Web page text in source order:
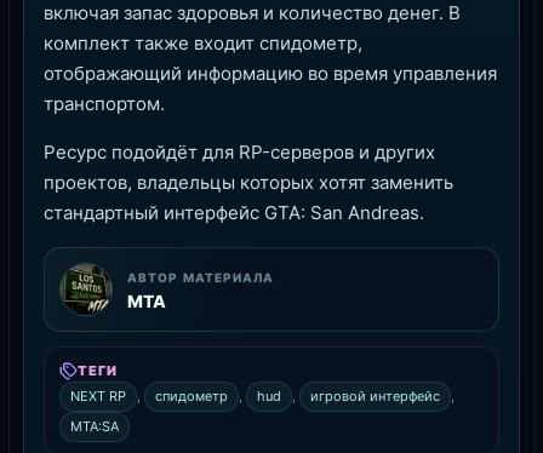
включая запас здоровья и количество денег. В
комплект также входит спидометр,
отображающий информацию во время управления
транспортом.
Ресурс подойдёт для RP-серверов и других
проектов, владельцы которых хотят заменить
стандартный интерфейс GTA: San Andreas.
АВТОР МАТЕРИАЛА
MTA
ТЕГИ
NEXT RP
, спидометр , hud , игровой интерфейс
,
MTA:SA